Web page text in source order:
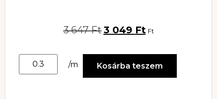
3 647Ft3 049 Ft Ft
/m Kosárba teszem